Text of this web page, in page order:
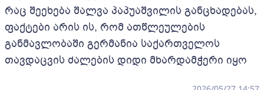
რაც შეეხება შალვა პაპუაშვილის განცხადებას,
ფაქტები არის ის, რომ ათწლეულების
განმავლობაში გერმანია საქართველოს
თავდაცვის ძალების დიდი მხარდამჭერი იყო